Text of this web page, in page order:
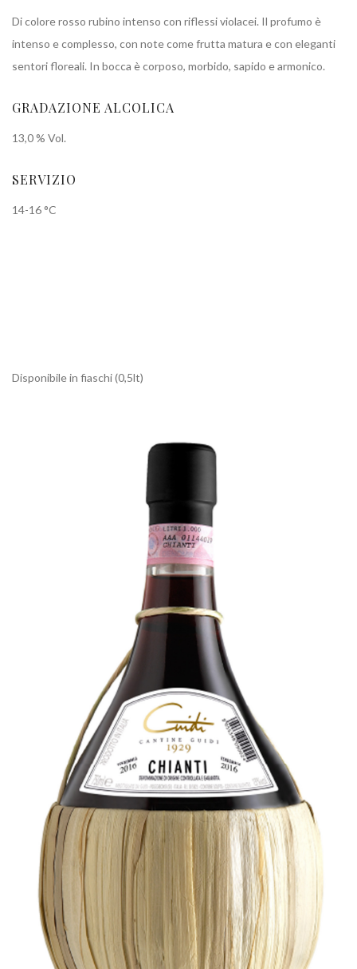
Di colore rosso rubino intenso con riflessi violacei. Il profumo è
intenso e complesso, con note come frutta matura e con eleganti
sentori floreali. In bocca è corposo, morbido, sapido e armonico.​​​
GRADAZIONE ALCOLICA
13,0 % Vol.
SERVIZIO
14-16 °C
Disponibile in fiaschi (0,5lt)